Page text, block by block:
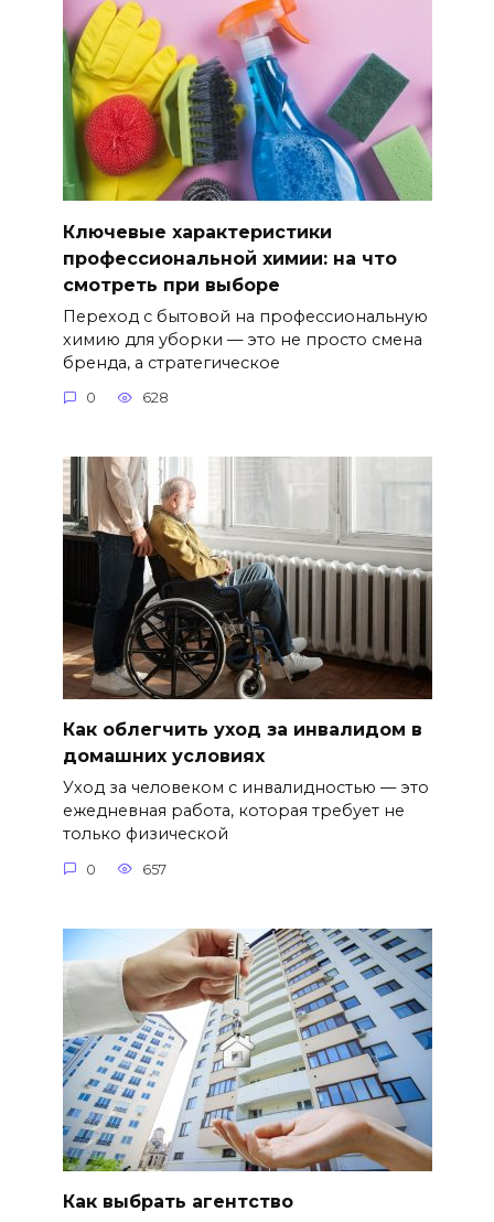
Ключевые характеристики
профессиональной химии: на что
смотреть при выборе
Переход с бытовой на профессиональную
химию для уборки — это не просто смена
бренда, а стратегическое
0 628
Как облегчить уход за инвалидом в
домашних условиях
Уход за человеком с инвалидностью — это
ежедневная работа, которая требует не
только физической
0 657
Как выбрать агентство